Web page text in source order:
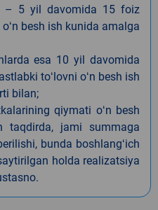
– 5 yil davomida 15 foiz
besh ish kunida amalga
esa 10 yil davomida
toʻlovni oʻn besh ish
bilan;
qiymati oʻn besh
taqdirda, jami summaga
bunda boshlangʻich
holda realizatsiya